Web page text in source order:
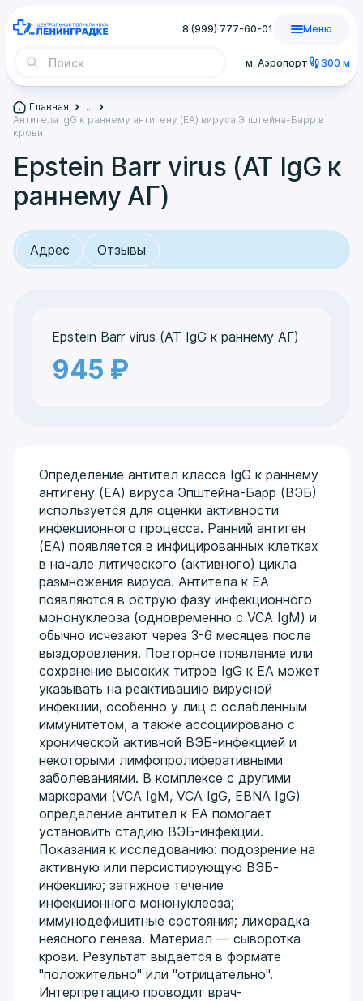
м. Аэропорт 300 м
8 (999) 777-60-01 Меню
Главная
...
Антитела IgG к раннему антигену (EA) вируса Эпштейна-Барр в
крови
Epstein Barr virus (АТ IgG к
раннему АГ)
Адрес Отзывы
Epstein Barr virus (АТ IgG к раннему АГ)
945 ₽
Определение антител класса IgG к раннему
антигену (EA) вируса Эпштейна-Барр (ВЭБ)
используется для оценки активности
инфекционного процесса. Ранний антиген
(EA) появляется в инфицированных клетках
в начале литического (активного) цикла
размножения вируса. Антитела к EA
появляются в острую фазу инфекционного
мононуклеоза (одновременно с VCA IgM) и
обычно исчезают через 3-6 месяцев после
выздоровления. Повторное появление или
сохранение высоких титров IgG к EA может
указывать на реактивацию вирусной
инфекции, особенно у лиц с ослабленным
иммунитетом, а также ассоциировано с
хронической активной ВЭБ-инфекцией и
некоторыми лимфопролиферативными
заболеваниями. В комплексе с другими
маркерами (VCA IgM, VCA IgG, EBNA IgG)
определение антител к EA помогает
установить стадию ВЭБ-инфекции.
Показания к исследованию: подозрение на
активную или персистирующую ВЭБ-
инфекцию; затяжное течение
инфекционного мононуклеоза;
иммунодефицитные состояния; лихорадка
неясного генеза. Материал — сыворотка
крови. Результат выдается в формате
"положительно" или "отрицательно".
Интерпретацию проводит врач-